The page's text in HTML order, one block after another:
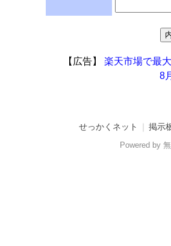
【広告】 楽天市場で最
8
せっかくネット 掲示
Powered by